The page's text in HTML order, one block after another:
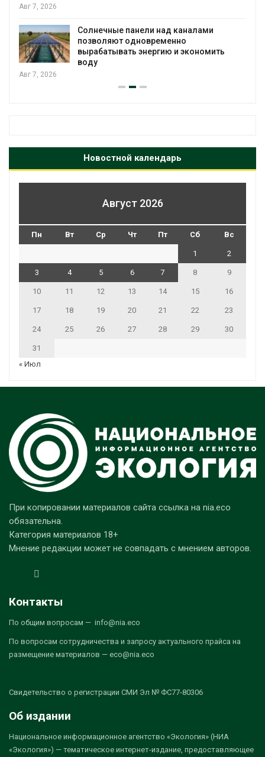
Авг 7, 2026
Солнечные панели над каналами
позволяют одновременно
вырабатывать энергию и экономить
воду
Авг 7, 2026
Новостной календарь
Август 2026
Пн Вт Ср Чт Пт Сб Вс
1 2
3 4 5 6 7 8 9
10 11 12 13 14 15 16
17 18 19 20 21 22 23
24 25 26 27 28 29 30
31
« Июл
При копировании материалов сайта ссылка на nia.eco
обязательна.
Категория материалов 18+
Мнение редакции может не совпадать с мнением авторов.
Контакты
По общим вопросам — info@nia.eco
По вопросам сотрудничества и запросу актуального прайса на
размещение материалов — eco@nia.eco
Свидетельство о регистрации СМИ Эл № ФС77-80306
Об издании
Национальное информационное агентство «Экология» (НИА
«Экология») — тематическое интернет-издание, предоставляющее